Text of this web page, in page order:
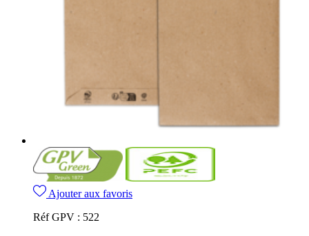
Ajouter aux favoris
Réf GPV : 522